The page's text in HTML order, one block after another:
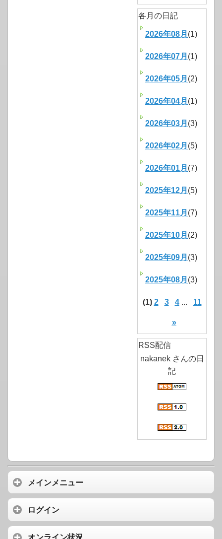
各月の日記
2026年08月 (1)
2026年07月 (1)
2026年05月 (2)
2026年04月 (1)
2026年03月 (3)
2026年02月 (5)
2026年01月 (7)
2025年12月 (5)
2025年11月 (7)
2025年10月 (2)
2025年09月 (3)
2025年08月 (3)
(1) 2 3 4... 11
»
RSS配信
nakanek さんの日
記
メインメニュー
ログイン
オンライン状況